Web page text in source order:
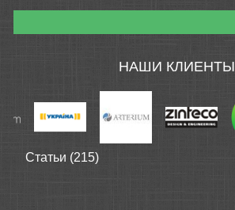
НАШИ КЛИЕНТЫ
Статьи (215)